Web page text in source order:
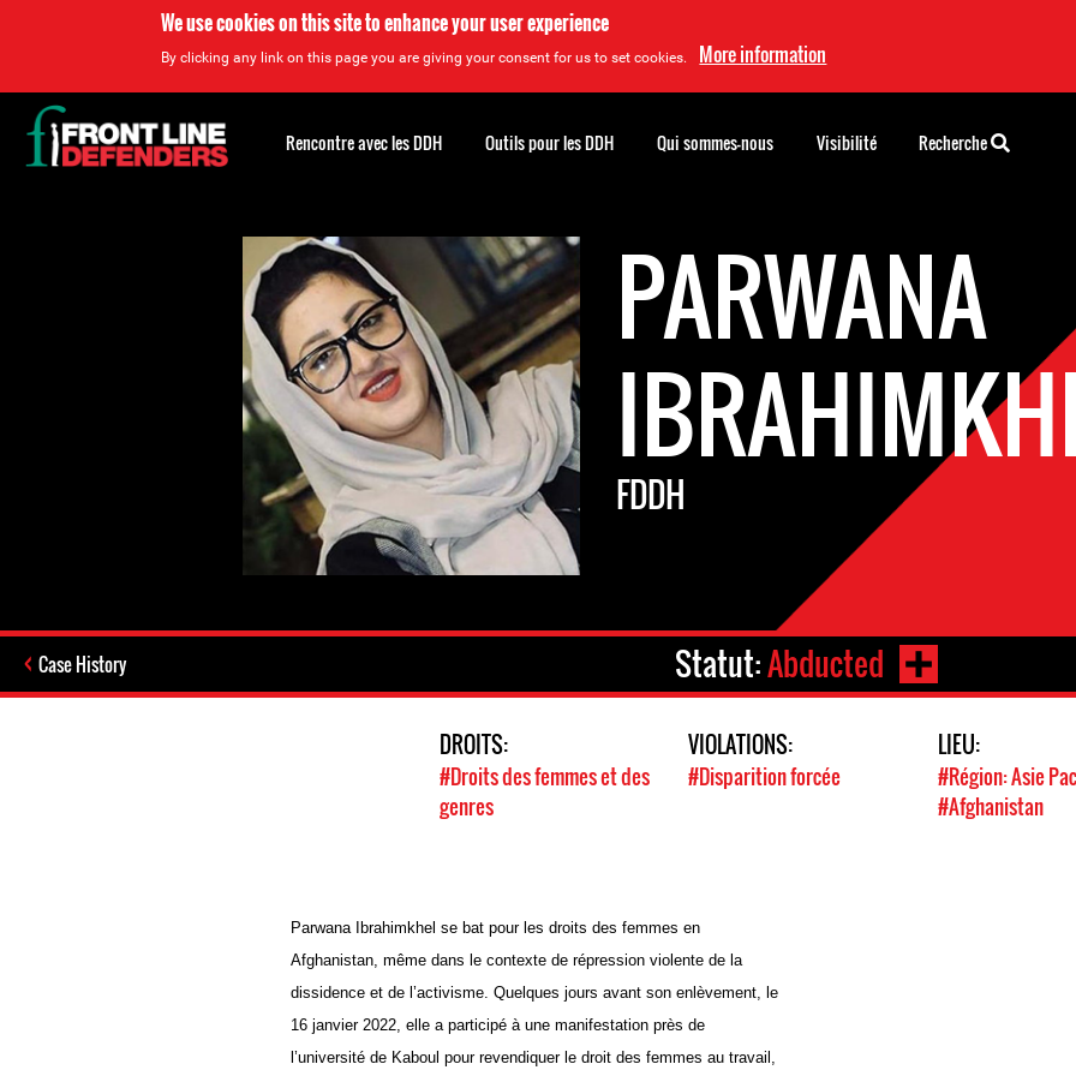
We use cookies on this site to enhance your user experience
By clicking any link on this page you are giving your consent for us to set cookies. More information
PARWANA
FDDH
Case History Statut:Abducted
DROITS:
#Droits des femmes et des
genres
VIOLATIONS:
#Disparition forcée
LIEU:
#Région: Asie
#Afghanistan
Parwana Ibrahimkhel se bat pour les droits des femmes en
Afghanistan, même dans le contexte de répression violente de la
dissidence et de l’activisme. Quelques jours avant son enlèvement, le
16 janvier 2022, elle a participé à une manifestation près de
l’université de Kaboul pour revendiquer le droit des femmes au travail,
Back
to
top
Rencontre avec les DDH Outils pour les DDH Qui sommes-nous Visibilité Recherche